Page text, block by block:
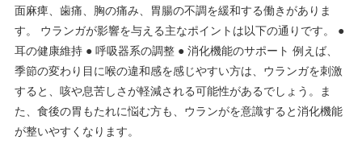
面麻痺、歯痛、胸の痛み、胃腸の不調を緩和する働きがありま
す。 ウランガが影響を与える主なポイントは以下の通りです。 ●
耳の健康維持 ● 呼吸器系の調整 ● 消化機能のサポート 例えば、
季節の変わり目に喉の違和感を感じやすい方は、ウランガを刺激
すると、咳や息苦しさが軽減される可能性があるでしょう。ま
た、食後の胃もたれに悩む方も、ウランがを意識すると消化機能
が整いやすくなります。